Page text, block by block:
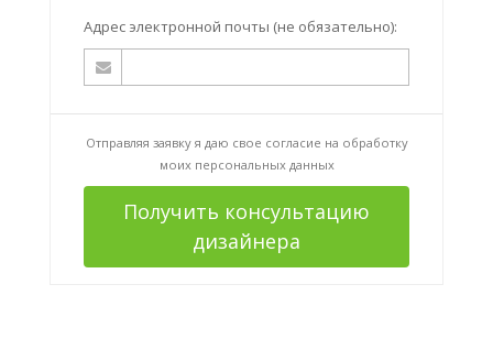
Адрес электронной почты (не обязательно):
Отправляя заявку я даю свое согласие на обработку
моих персональных данных
Получить консультацию
дизайнера